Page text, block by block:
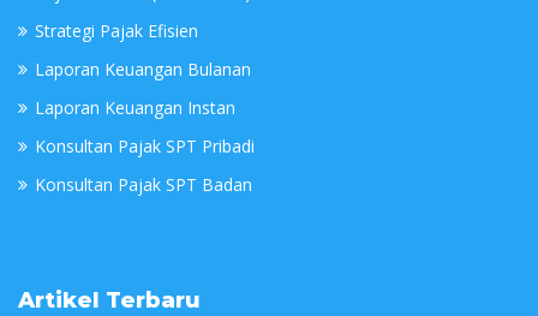
Strategi Pajak Efisien
Laporan Keuangan Bulanan
Laporan Keuangan Instan
Konsultan Pajak SPT Pribadi
Konsultan Pajak SPT Badan
Artikel Terbaru